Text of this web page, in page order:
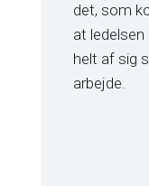
det, som
at
helt af sig
arbejde.